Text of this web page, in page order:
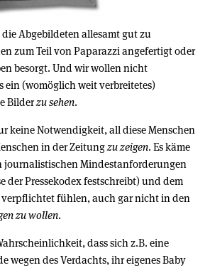
Abgebildeten allesamt gut zu
zum Teil von Paparazzi angefertigt oder
besorgt. Und wir wollen nicht
ein (womöglich weit verbreitetes)
Bilderzu sehen.
keine Notwendigkeit, all diese Menschen
in der Zeitungzu zeigen. Es käme
journalistischen Mindestanforderungen
der Pressekodex festschreibt) und dem
fühlen, auch gar nicht in den
zu wollen.
dass sich z.B. eine
wegen des Verdachts, ihr eigenes Baby